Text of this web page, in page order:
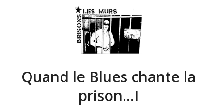
Quand le Blues chante la
prison…I